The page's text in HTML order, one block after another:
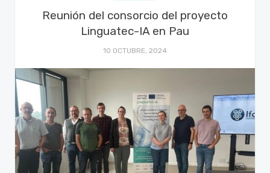
Reunión del consorcio del proyecto
Linguatec-IA en Pau
10 OCTUBRE, 2024